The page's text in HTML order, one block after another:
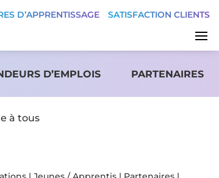
D’APPRENTISSAGE SATISFACTION CLIENTS
D’EMPLOIS PARTENAIRES
à tous